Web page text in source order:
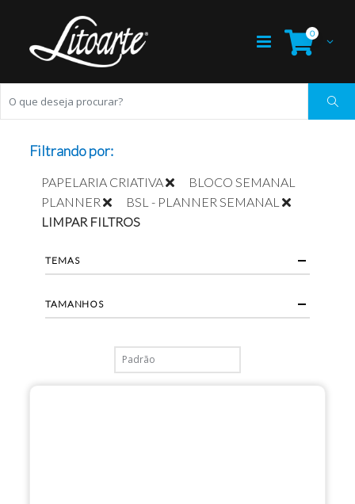
0
Filtrando por:
PAPELARIA CRIATIVA
BLOCO SEMANAL
PLANNER
BSL - PLANNER SEMANAL
LIMPAR FILTROS
TEMAS
TAMANHOS